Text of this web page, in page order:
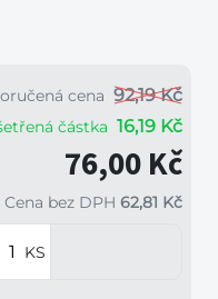
cena 92,19 Kč
částka 16,19 Kč
76,00 Kč
Cena bez DPH 62,81 Kč
KS